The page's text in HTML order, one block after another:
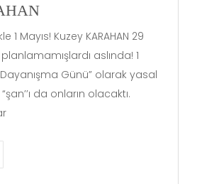
1 Mayıs! Kuzey KARAHAN 29
aslında! 1
Dayanışma Günü” olarak yasal
da onların olacaktı.